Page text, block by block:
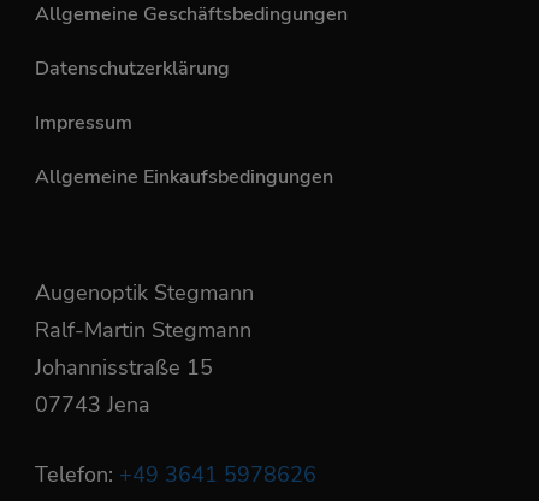
Allgemeine Geschäftsbedingungen
Datenschutzerklärung
Impressum
Allgemeine Einkaufsbedingungen
Augenoptik Stegmann
Ralf-Martin Stegmann
Johannisstraße 15
07743 Jena
Telefon: +49 3641 5978626